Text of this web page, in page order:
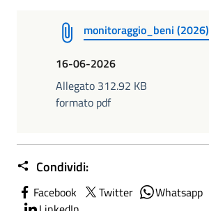
monitoraggio_beni (2026)
16-06-2026
Allegato 312.92 KB
formato pdf
Condividi:
Facebook Twitter Whatsapp